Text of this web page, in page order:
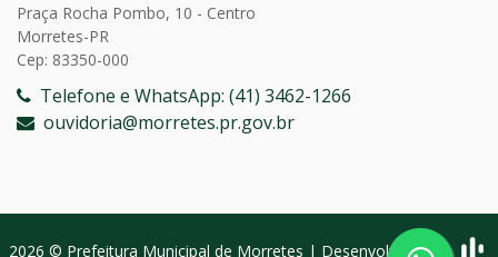
Praça Rocha Pombo, 10 - Centro
Morretes-PR
Cep: 83350-000
Telefone e WhatsApp: (41) 3462-1266
ouvidoria@morretes.pr.gov.br
2026 © Prefeitura Municipal de Morretes | Desenvolvido por: